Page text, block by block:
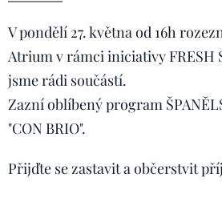
V pondělí 27. května od 16h
Atrium v rámci iniciativy FRESH
jsme rádi součástí.
Zazní oblíbený program
"CON BRIO".
Přijďte se zastavit a občerstvit